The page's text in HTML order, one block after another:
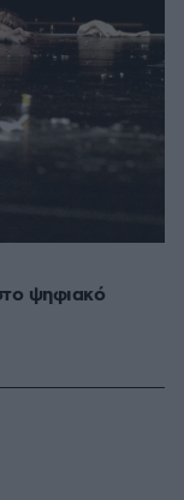
ψηφιακό